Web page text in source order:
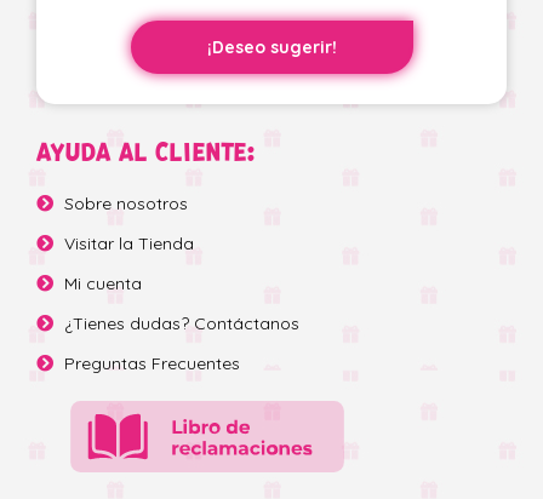
¡Deseo sugerir!
AYUDA AL CLIENTE:
Sobre nosotros
Visitar la Tienda
Mi cuenta
¿Tienes dudas? Contáctanos
Preguntas Frecuentes